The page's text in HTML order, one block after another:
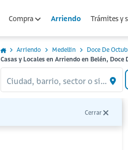
Compra Arriendo Trámites y
Arriendo Medellin Doce De
Casas y Locales en Arriendo en Belén,
Ciudad, barrio, sector o sitio...
Cerrar